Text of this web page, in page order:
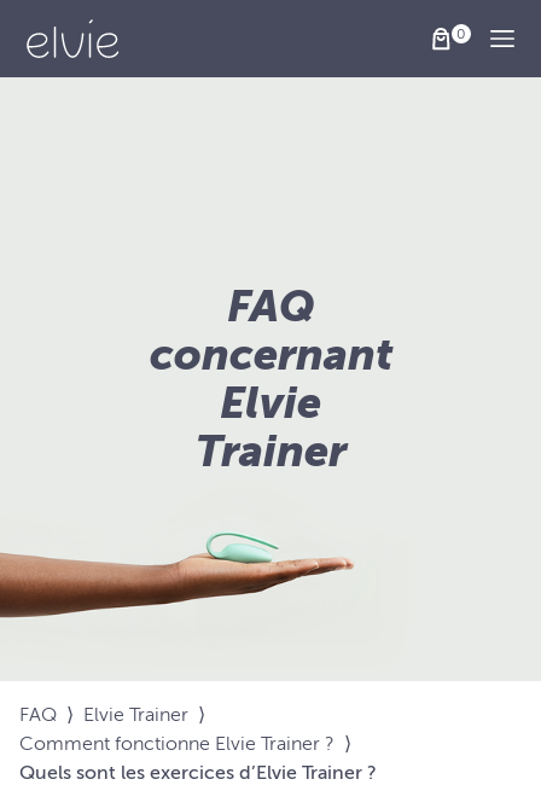
FAQ
concernant
Elvie
Trainer
FAQ ⟩ Elvie Trainer ⟩
Comment fonctionne Elvie Trainer ? ⟩
Quels sont les exercices d’Elvie Trainer ?